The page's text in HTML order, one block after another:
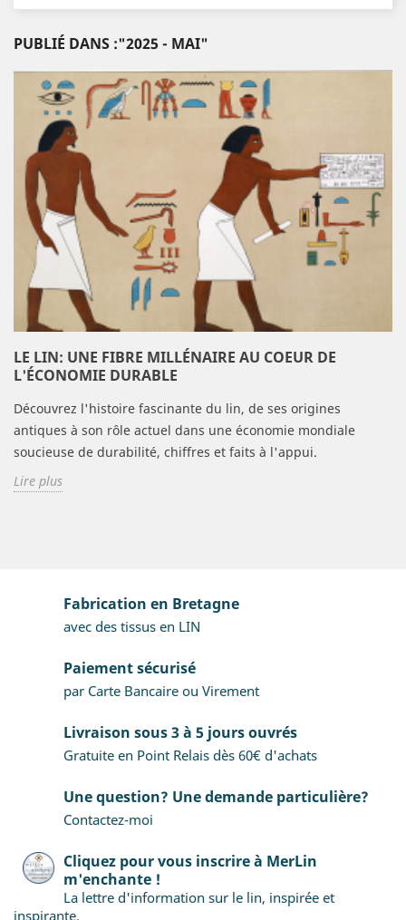
PUBLIÉ DANS :"2025 - MAI"
LE LIN: UNE FIBRE MILLÉNAIRE AU COEUR DE
L'ÉCONOMIE DURABLE
Découvrez l'histoire fascinante du lin, de ses origines
antiques à son rôle actuel dans une économie mondiale
soucieuse de durabilité, chiffres et faits à l'appui.
Lire plus
Fabrication en Bretagne
avec des tissus en LIN
Paiement sécurisé
par Carte Bancaire ou Virement
Livraison sous 3 à 5 jours ouvrés
Gratuite en Point Relais dès 60€ d'achats
Une question? Une demande particulière?
Contactez-moi
Cliquez pour vous inscrire à MerLin
m'enchante !
La lettre d'information sur le lin, inspirée et
inspirante.